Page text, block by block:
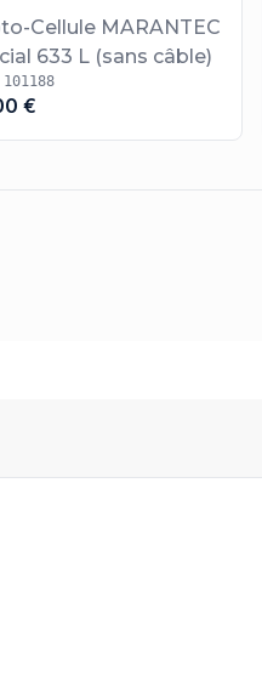
Cellule MARANTEC
633 L (sans câble)
€